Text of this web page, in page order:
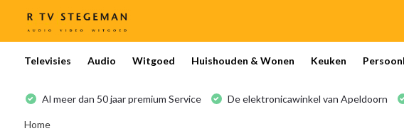
Televisies Audio Witgoed Huishouden & Wonen Keuken
Al meer dan 50 jaar premium Service De elektronicawinkel van Apeldoorn
Home